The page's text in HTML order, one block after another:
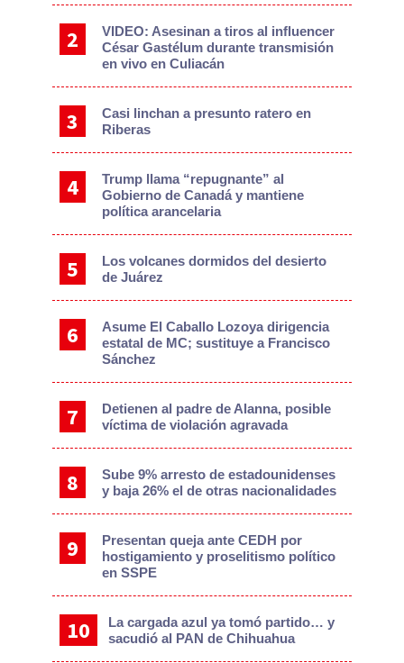
VIDEO: Asesinan a tiros al influencer
César Gastélum durante transmisión
en vivo en Culiacán
Casi linchan a presunto ratero en
Riberas
Trump llama “repugnante” al
Gobierno de Canadá y mantiene
política arancelaria
Los volcanes dormidos del desierto
de Juárez
Asume El Caballo Lozoya dirigencia
estatal de MC; sustituye a Francisco
Sánchez
Detienen al padre de Alanna, posible
víctima de violación agravada
Sube 9% arresto de estadounidenses
y baja 26% el de otras nacionalidades
Presentan queja ante CEDH por
hostigamiento y proselitismo político
en SSPE
La cargada azul ya tomó partido… y
sacudió al PAN de Chihuahua